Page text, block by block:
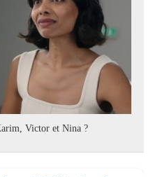
Victor et Nina ?